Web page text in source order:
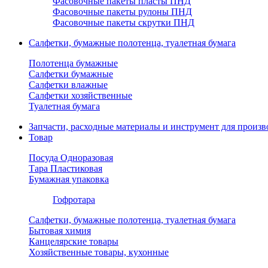
Фасовочные пакеты рулоны ПНД
Фасовочные пакеты скрутки ПНД
Салфетки, бумажные полотенца, туалетная бумага
Полотенца бумажные
Салфетки бумажные
Салфетки влажные
Салфетки хозяйственные
Туалетная бумага
Запчасти, расходные материалы и инструмент для
Товар
Посуда Одноразовая
Тара Пластиковая
Бумажная упаковка
Гофротара
Салфетки, бумажные полотенца, туалетная бумага
Бытовая химия
Канцелярские товары
Хозяйственные товары, кухонные